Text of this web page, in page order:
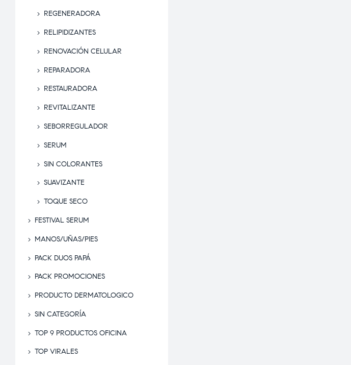
REGENERADORA
RELIPIDIZANTES
RENOVACIÓN CELULAR
REPARADORA
RESTAURADORA
REVITALIZANTE
SEBORREGULADOR
SERUM
SIN COLORANTES
SUAVIZANTE
TOQUE SECO
FESTIVAL SERUM
MANOS/UÑAS/PIES
PACK DUOS PAPÁ
PACK PROMOCIONES
PRODUCTO DERMATOLOGICO
SIN CATEGORÍA
TOP 9 PRODUCTOS OFICINA
TOP VIRALES